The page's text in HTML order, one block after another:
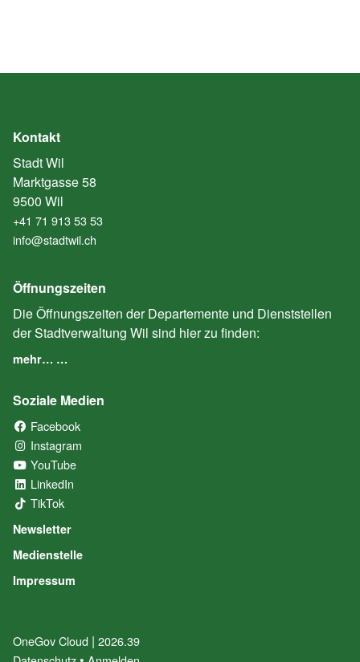
Kontakt
Stadt Wil
Marktgasse 58
9500 Wil
+41 71 913 53 53
info@stadtwil.ch
Öffnungszeiten
Die Öffnungszeiten der Departemente und Dienststellen
der Stadtverwaltung Wil sind hier zu finden:
mehr… …
Soziale Medien
Facebook
Instagram
YouTube
LinkedIn
TikTok
Newsletter
Medienstelle
Impressum
OneGov Cloud (External Link)
| 2026.39